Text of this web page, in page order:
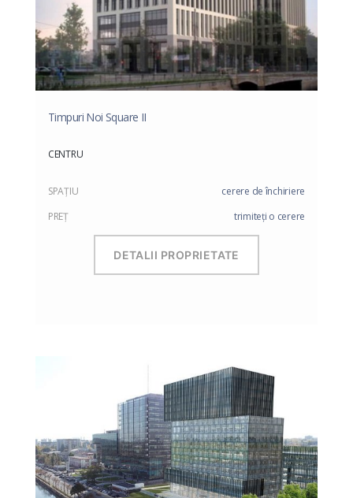
Timpuri Noi Square II
CENTRU
SPAŢIU
cerere de închiriere
PREŢ
trimiteți o cerere
DETALII PROPRIETATE